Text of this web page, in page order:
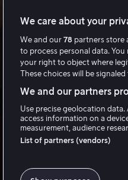
We care about your
We and our 78 partners store
to process personal data.
your right to object where
These choices will be
We and our partners
Use precise geolocation
access information on a
measurement, audience
List of partners (vendors)